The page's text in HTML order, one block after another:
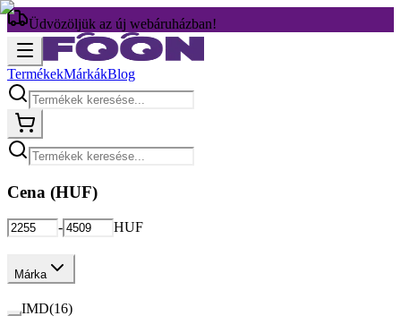
Üdvözöljük az új webáruházban!
TermékekMárkákBlog
Cena (HUF)
- HUF
Márka
IMD(16)